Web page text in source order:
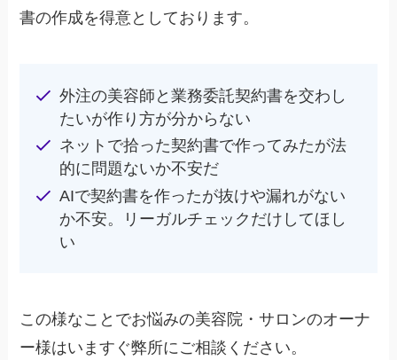
書の作成を得意としております。
外注の美容師と業務委託契約書を交わし
たいが作り方が分からない
ネットで拾った契約書で作ってみたが法
的に問題ないか不安だ
AIで契約書を作ったが抜けや漏れがない
か不安。リーガルチェックだけしてほし
い
この様なことでお悩みの美容院・サロンのオーナ
ー様はいますぐ弊所にご相談ください。